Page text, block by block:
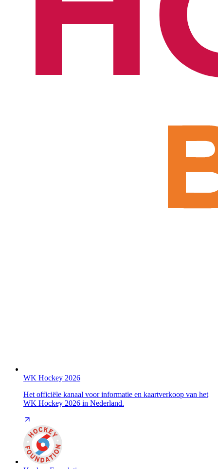
WK Hockey 2026
Het officiële kanaal voor informatie en kaartverkoop van het
WK Hockey 2026 in Nederland.